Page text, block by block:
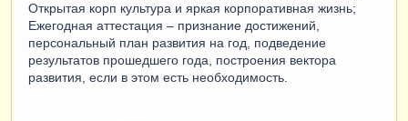
Открытая корп культура и яркая корпоративная жизнь;
Ежегодная аттестация – признание достижений,
персональный план развития на год, подведение
результатов прошедшего года, построения вектора
развития, если в этом есть необходимость.